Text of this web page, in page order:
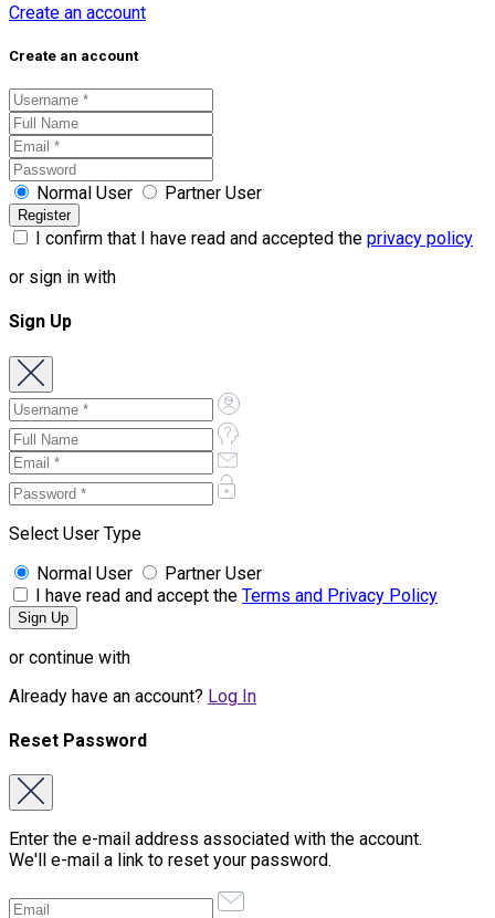
Create an account
Create an account
Normal User Partner User
I confirm that I have read and accepted the privacy policy
or sign in with
Sign Up
Select User Type
Normal User
Partner User
I have read and accept the Terms and Privacy Policy
or continue with
Already have an account? Log In
Reset Password
Enter the e-mail address associated with the account.
We'll e-mail a link to reset your password.